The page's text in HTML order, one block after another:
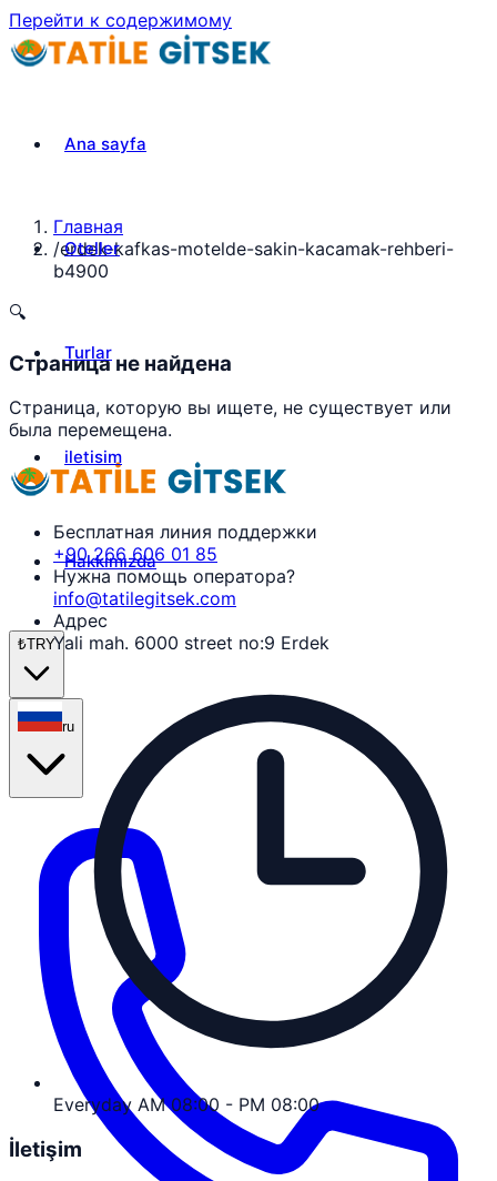
Перейти к содержимому
Ana sayfa
Oteller
Turlar
iletisim
Hakkımızda
₺TRY
ru
Главная
/erdek-kafkas-motelde-sakin-kacamak-rehberi-
b4900
🔍
Страница не найдена
Страница, которую вы ищете, не существует или
была перемещена.
Бесплатная линия поддержки
+90 266 606 01 85
Нужна помощь оператора?
info@tatilegitsek.com
Адрес
Yali mah. 6000 street no:9 Erdek
Everyday AM 08:00 - PM 08:00
İletişim